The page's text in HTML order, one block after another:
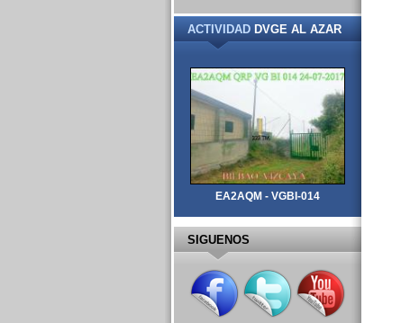
ACTIVIDADDVGE AL AZAR
EA2AQM - VGBI-014
SIGUENOS